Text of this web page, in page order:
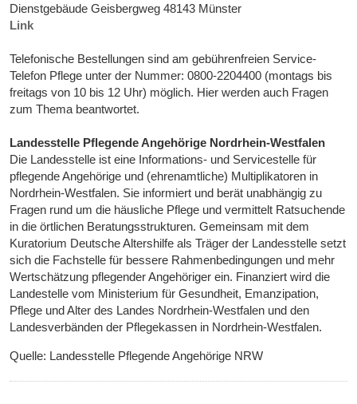
Dienstgebäude Geisbergweg 48143 Münster
Link
Telefonische Bestellungen sind am gebührenfreien Service-
Telefon Pflege unter der Nummer: 0800-2204400 (montags bis
freitags von 10 bis 12 Uhr) möglich. Hier werden auch Fragen
zum Thema beantwortet.
Landesstelle Pflegende Angehörige Nordrhein-Westfalen
Die Landesstelle ist eine Informations- und Servicestelle für
pflegende Angehörige und (ehrenamtliche) Multiplikatoren in
Nordrhein-Westfalen. Sie informiert und berät unabhängig zu
Fragen rund um die häusliche Pflege und vermittelt Ratsuchende
in die örtlichen Beratungsstrukturen. Gemeinsam mit dem
Kuratorium Deutsche Altershilfe als Träger der Landesstelle setzt
sich die Fachstelle für bessere Rahmenbedingungen und mehr
Wertschätzung pflegender Angehöriger ein. Finanziert wird die
Landestelle vom Ministerium für Gesundheit, Emanzipation,
Pflege und Alter des Landes Nordrhein-Westfalen und den
Landesverbänden der Pflegekassen in Nordrhein-Westfalen.
Quelle: Landesstelle Pflegende Angehörige NRW